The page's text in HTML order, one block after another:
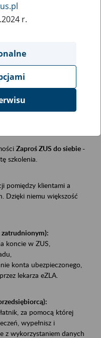
instytucji, urzędu.
Zaproś ZUS do siebie -
szkolenia.
pomiędzy klientami a
Dzięki niemu większość
zatrudnionym):
koncie w ZUS,
konta ubezpieczonego,
lekarza eZLA.
za pomocą której
wypełnisz i
z wykorzystaniem danych
r.